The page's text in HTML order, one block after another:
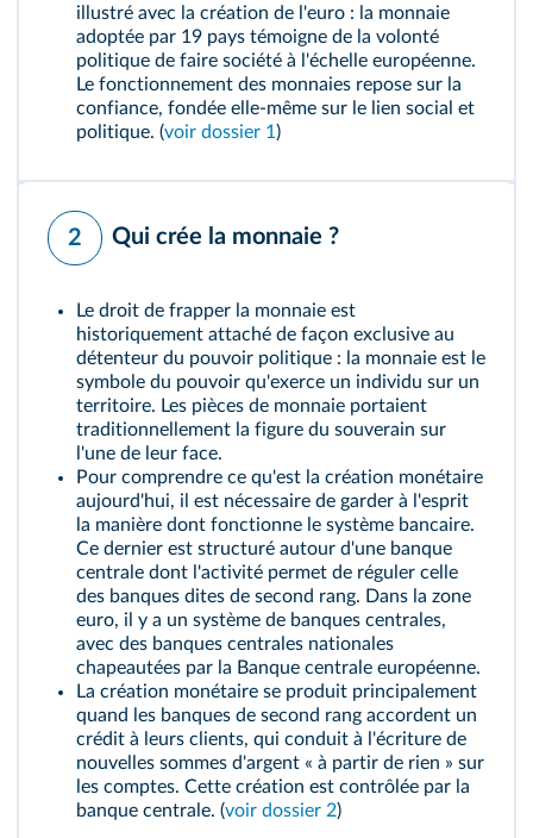
illustré avec la création de l'euro : la monnaie
adoptée par 19 pays témoigne de la volonté
politique de faire société à l'échelle européenne.
Le fonctionnement des monnaies repose sur la
confiance, fondée elle-même sur le lien social et
politique. (voir dossier 1)
2 Qui crée la monnaie ?
Le droit de frapper la monnaie est
historiquement attaché de façon exclusive au
détenteur du pouvoir politique : la monnaie est le
symbole du pouvoir qu'exerce un individu sur un
territoire. Les pièces de monnaie portaient
traditionnellement la figure du souverain sur
l'une de leur face.
Pour comprendre ce qu'est la création monétaire
aujourd'hui, il est nécessaire de garder à l'esprit
la manière dont fonctionne le système bancaire.
Ce dernier est structuré autour d'une banque
centrale dont l'activité permet de réguler celle
des banques dites de second rang. Dans la zone
euro, il y a un système de banques centrales,
avec des banques centrales nationales
chapeautées par la Banque centrale européenne.
La création monétaire se produit principalement
quand les banques de second rang accordent un
crédit à leurs clients, qui conduit à l'écriture de
nouvelles sommes d'argent « à partir de rien » sur
les comptes. Cette création est contrôlée par la
banque centrale. (voir dossier 2)